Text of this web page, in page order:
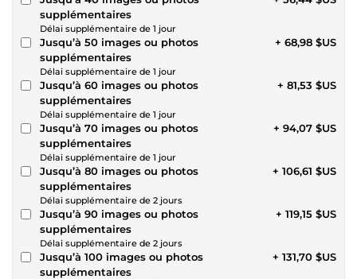
supplémentaires
Délai supplémentaire de 1 jour
Jusqu’à 50 images ou photos
supplémentaires
Délai supplémentaire de 1 jour
+ 68,98 $US
Jusqu’à 60 images ou photos
supplémentaires
Délai supplémentaire de 1 jour
+ 81,53 $US
Jusqu’à 70 images ou photos
supplémentaires
Délai supplémentaire de 1 jour
+ 94,07 $US
Jusqu’à 80 images ou photos
supplémentaires
Délai supplémentaire de 2 jours
+ 106,61 $US
Jusqu’à 90 images ou photos
supplémentaires
Délai supplémentaire de 2 jours
+ 119,15 $US
Jusqu’à 100 images ou photos
supplémentaires
+ 131,70 $US